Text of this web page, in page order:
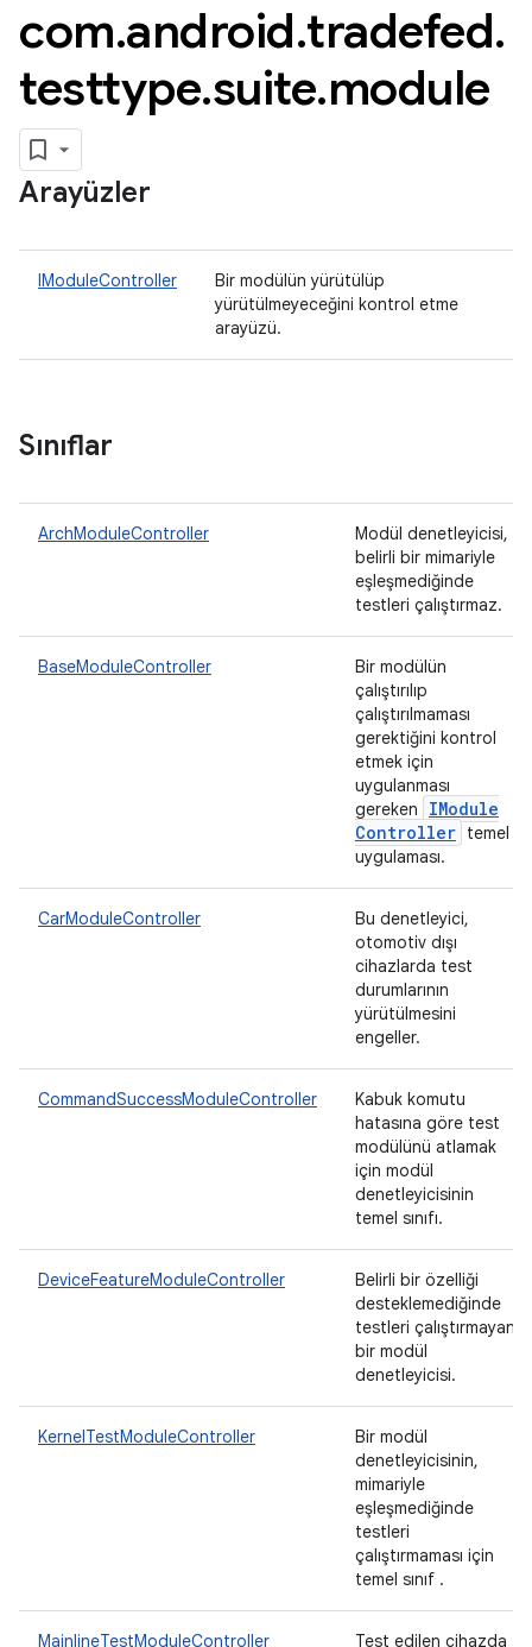
com.android.tradefed.
testtype.suite.module
Arayüzler
IModuleController
Bir modülün yürütülüp
yürütülmeyeceğini kontrol etme
arayüzü.
Sınıflar
ArchModuleController
Modül denetleyicisi,
belirli bir mimariyle
eşleşmediğinde
testleri çalıştırmaz.
BaseModuleController
Bir modülün
çalıştırılıp
çalıştırılmaması
gerektiğini kontrol
etmek için
uygulanması
gereken
IModule
Controller temel
uygulaması.
CarModuleController
Bu denetleyici,
otomotiv dışı
cihazlarda test
durumlarının
yürütülmesini
engeller.
CommandSuccessModuleController
Kabuk komutu
hatasına göre test
modülünü atlamak
için modül
denetleyicisinin
temel sınıfı.
DeviceFeatureModuleController
Belirli bir özelliği
desteklemediğinde
testleri çalıştırmayan
bir modül
denetleyicisi.
KernelTestModuleController
Bir modül
denetleyicisinin,
mimariyle
eşleşmediğinde
testleri
çalıştırmaması için
temel sınıf .
MainlineTestModuleController Test edilen cihazda